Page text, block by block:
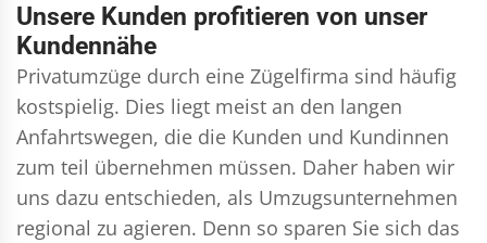
Unsere Kunden profitieren von unser
Kundennähe
Privatumzüge durch eine Zügelfirma sind häufig
kostspielig. Dies liegt meist an den langen
Anfahrtswegen, die die Kunden und Kundinnen
zum teil übernehmen müssen. Daher haben wir
uns dazu entschieden, als Umzugsunternehmen
regional zu agieren. Denn so sparen Sie sich das